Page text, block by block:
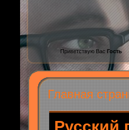
Приветствую Вас Гость
Главная